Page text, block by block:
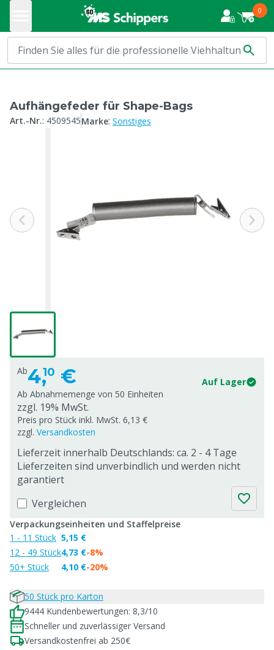
0
Aufhängefeder für Shape-Bags
Art.-Nr.: 4509545Marke: Sonstiges
Ab4,10 €
Auf Lager
Ab Abnahmemenge von 50 Einheiten
zzgl. 19% MwSt.
Preis pro Stück inkl. MwSt. 6,13 €
zzgl. Versandkosten
Lieferzeit innerhalb Deutschlands: ca. 2 - 4 Tage
Lieferzeiten sind unverbindlich und werden nicht
garantiert
Vergleichen
Verpackungseinheiten und Staffelpreise
1 - 11 Stück
12 - 49 Stück
50+ Stück
5,15 €
4,73 €
4,10 €
-8%
-20%
50 Stück pro Karton
9444 Kundenbewertungen: 8,3/10
Schneller und zuverlässiger Versand
Versandkostenfrei ab 250€